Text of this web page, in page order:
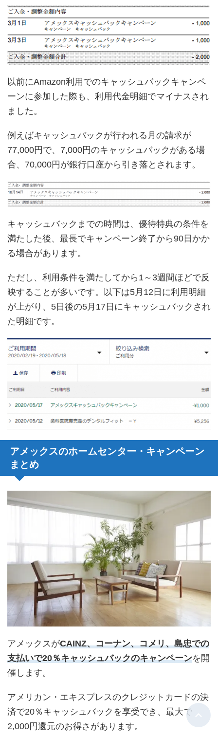
以前にAmazon利用でのキャッシュバックキャンペ
ーンに参加した際も、利用代金明細でマイナスされ
ました。
例えばキャッシュバックが行われる月の請求が
77,000円で、7,000円のキャッシュバックがある場
合、70,000円が銀行口座から引き落とされます。
キャッシュバックまでの時間は、優待特典の条件を
満たした後、最長でキャンペーン終了から90日かか
る場合があります。
ただし、利用条件を満たしてから1～3週間ほどで反
映することが多いです。以下は5月12日に利用明細
が上がり、5日後の5月17日にキャッシュバックされ
た明細です。
アメックスのホームセンター・キャンペーン
まとめ
アメックスがCAINZ、コーナン、コメリ、島忠での
支払いで20％キャッシュバックのキャンペーンを開
催します。
アメリカン・エキスプレスのクレジットカードの決
済で20％キャッシュバックを享受でき、最大で
2,000円還元のお得さがあります。